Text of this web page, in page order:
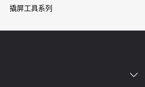
撬屏工具系列